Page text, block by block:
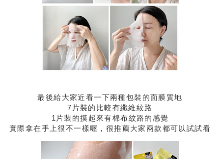
最後給大家近看一下兩種包裝的面膜質地
7片裝的比較有纖維紋路
1片裝的摸起來有棉布紋路的感覺
實際拿在手上很不一樣喔，很推薦大家兩款都可以試試看